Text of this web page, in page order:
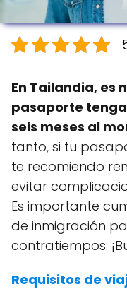
En Tailandia, es
pasaporte
seis meses al
tanto, si tu
te recomiendo
evitar
Es importante
de inmigración
contratiempos.
Requisitos de